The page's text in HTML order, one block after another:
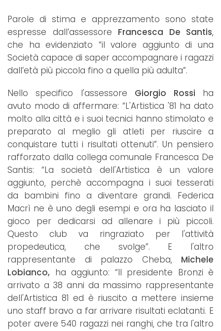
Parole di stima e apprezzamento sono state
espresse dall’assessore Francesca De Santis,
che ha evidenziato “il valore aggiunto di una
Società capace di saper accompagnare i ragazzi
dall’età più piccola fino a quella più adulta”.
Nello specifico l'assessore Giorgio Rossi ha
avuto modo di affermare: “L'Artistica '81 ha dato
molto alla città e i suoi tecnici hanno stimolato e
preparato al meglio gli atleti per riuscire a
conquistare tutti i risultati ottenuti”. Un pensiero
rafforzato dalla collega comunale Francesca De
Santis: “La società dell'Artistica è un valore
aggiunto, perchè accompagna i suoi tesserati
da bambini fino a diventare grandi. Federica
Macrì ne è uno degli esempi e ora ha lasciato il
gioco per dedicarsi ad allenare i più piccoli.
Questo club va ringraziato per l'attività
propedeutica, che svolge”. E l'altro
rappresentante di palazzo Cheba, Michele
Lobianco, ha aggiunto: “Il presidente Bronzi è
arrivato a 38 anni da massimo rappresentante
dell'Artistica 81 ed è riuscito a mettere insieme
uno staff bravo a far arrivare risultati eclatanti. E
poter avere 540 ragazzi nei ranghi, che tra l'altro